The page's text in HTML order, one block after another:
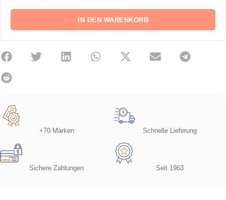
IN DEN WARENKORB
+70 Marken Schnelle Lieferung
Sichere Zahlungen Seit 1963